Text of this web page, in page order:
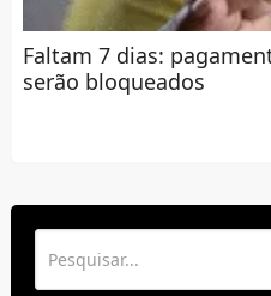
Faltam 7 dias:
serão bloqueados